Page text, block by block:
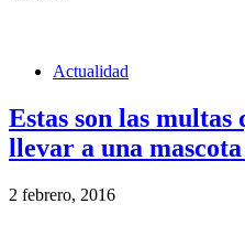
Actualidad
Estas son las
llevar a una
2 febrero, 2016